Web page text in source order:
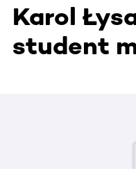
Karol
student